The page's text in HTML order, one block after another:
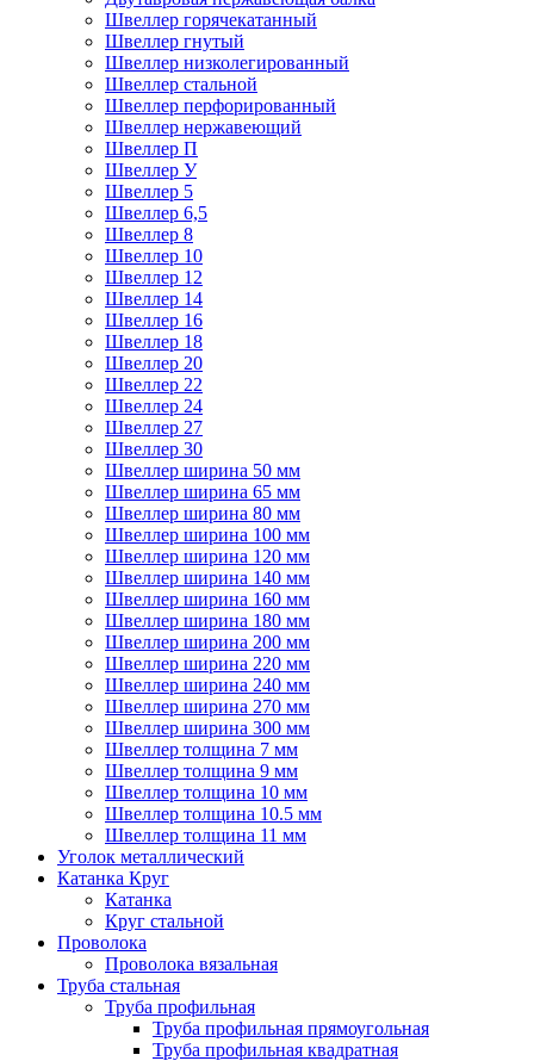
Швеллер горячекатанный
Швеллер гнутый
Швеллер низколегированный
Швеллер стальной
Швеллер перфорированный
Швеллер нержавеющий
Швеллер П
Швеллер У
Швеллер 5
Швеллер 6,5
Швеллер 8
Швеллер 10
Швеллер 12
Швеллер 14
Швеллер 16
Швеллер 18
Швеллер 20
Швеллер 22
Швеллер 24
Швеллер 27
Швеллер 30
Швеллер ширина 50 мм
Швеллер ширина 65 мм
Швеллер ширина 80 мм
Швеллер ширина 100 мм
Швеллер ширина 120 мм
Швеллер ширина 140 мм
Швеллер ширина 160 мм
Швеллер ширина 180 мм
Швеллер ширина 200 мм
Швеллер ширина 220 мм
Швеллер ширина 240 мм
Швеллер ширина 270 мм
Швеллер ширина 300 мм
Швеллер толщина 7 мм
Швеллер толщина 9 мм
Швеллер толщина 10 мм
Швеллер толщина 10.5 мм
Швеллер толщина 11 мм
Уголок металлический
Катанка Круг
Катанка
Круг стальной
Проволока
Проволока вязальная
Труба стальная
Труба профильная
Труба профильная прямоугольная
Труба профильная квадратная